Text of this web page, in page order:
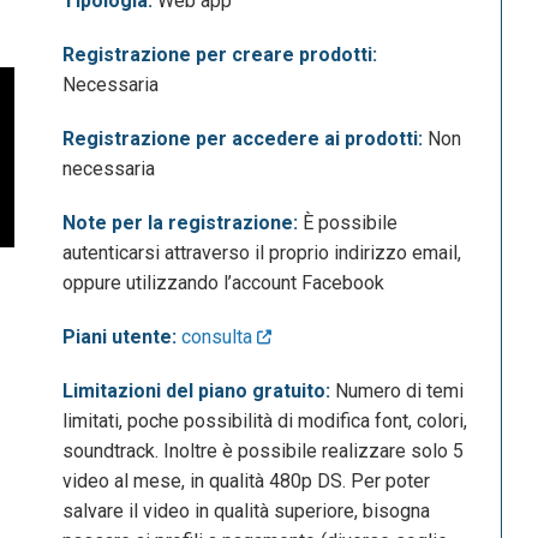
Registrazione per creare prodotti:
Necessaria
Registrazione per accedere ai prodotti: Non
necessaria
Note per la registrazione: È possibile
autenticarsi attraverso il proprio indirizzo email,
oppure utilizzando l’account Facebook
Piani utente: consulta
Limitazioni del piano gratuito: Numero di temi
limitati, poche possibilità di modifica font, colori,
soundtrack. Inoltre è possibile realizzare solo 5
video al mese, in qualità 480p DS. Per poter
salvare il video in qualità superiore, bisogna